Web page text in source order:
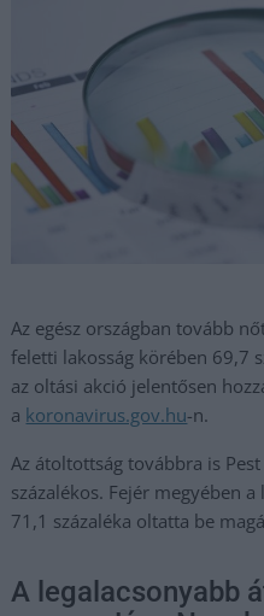
Az egész országban tovább
feletti lakosság körében 69,7
az oltási akció jelentősen
a koronavirus.gov.hu-n.
Az átoltottság továbbra is
százalékos. Fejér megyében
71,1 százaléka oltatta be
A legalacsonyabb